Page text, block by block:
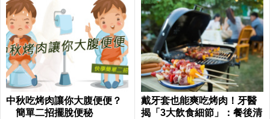
中秋吃烤肉讓你大腹便便？
簡單二招擺脫便秘
戴牙套也能爽吃烤肉！牙醫
揭「3大飲食細節」：餐後清